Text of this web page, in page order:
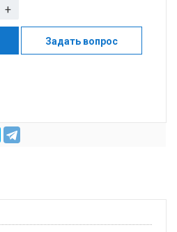
+
Задать вопрос